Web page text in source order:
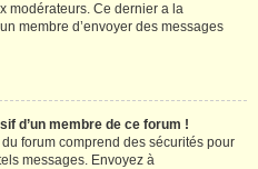
modérateurs. Ce dernier a la
membre d’envoyer des messages
d’un membre de ce forum !
forum comprend des sécurités pour
messages. Envoyez à